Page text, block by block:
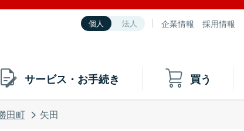
個人 法人 企業情報 採用情報
サービス・お手続き 買う
田町 矢田